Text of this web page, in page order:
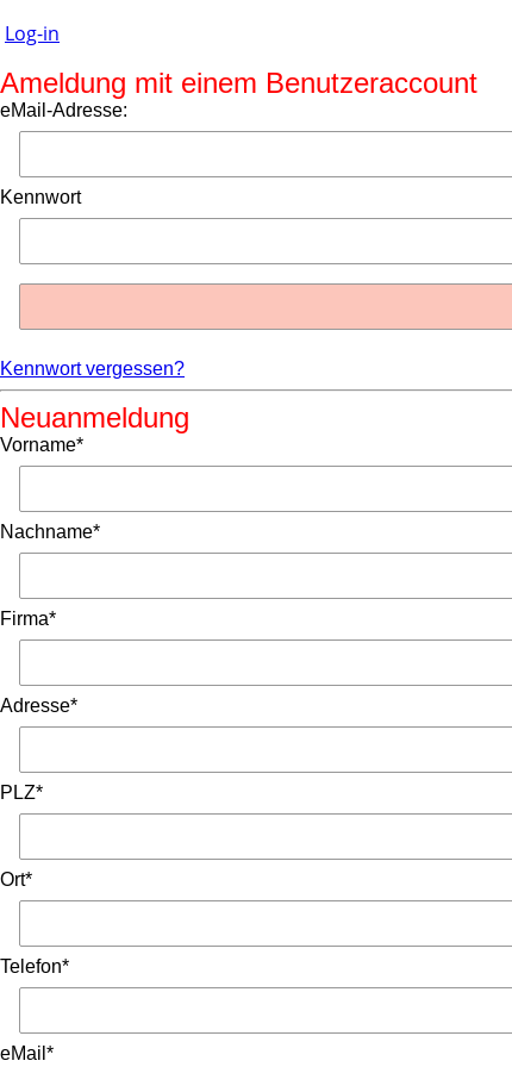
Log-in
Ameldung mit einem Benutzeraccount
eMail-Adresse:
Kennwort
Kennwort vergessen?
Neuanmeldung
Vorname*
Nachname*
Firma*
Adresse*
PLZ*
Ort*
Telefon*
eMail*